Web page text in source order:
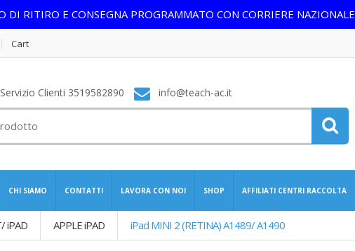
DI RITIRO E CONSEGNA PROGRAMMATO CON CORRIERE NAZIONALE
Cart
Clienti 3519582890 info@teach-ac.it
CHI SIAMO CONTATTI LAVORA CON NOI SHOP AFFILIATI CENTRI RACCOLTA
iPAD APPLE iPAD iPad MINI 2 (RETINA) A1489/ A1490